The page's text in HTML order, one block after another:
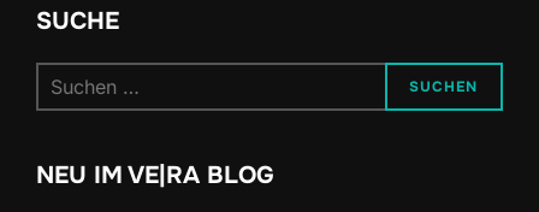
SUCHE
nach:
SUCHEN
NEU IM VE|RA BLOG